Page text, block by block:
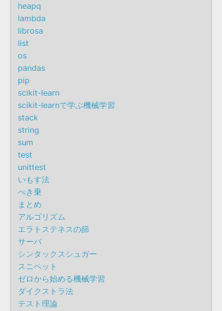
heapq
lambda
librosa
list
os
pandas
pip
scikit-learn
scikit-learnで学ぶ機械学習
stack
string
sum
test
unittest
いもす法
べき乗
まとめ
アルゴリズム
エラトステネスの篩
サーバ
シンタックスシュガー
スニペット
ゼロから始める機械学習
ダイクストラ法
テスト理論